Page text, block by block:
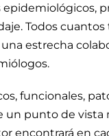
Todos
estrecha
funcionales,
punto de vista
encontrará en